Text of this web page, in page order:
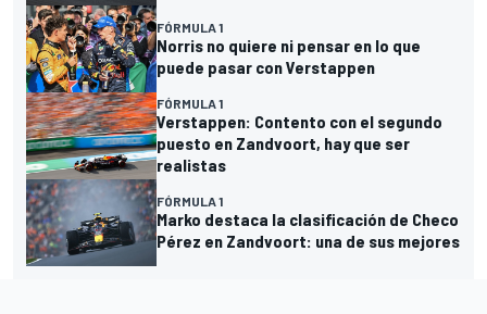
FÓRMULA 1
Norris no quiere ni pensar en lo que
puede pasar con Verstappen
FÓRMULA 1
Verstappen: Contento con el segundo
puesto en Zandvoort, hay que ser
realistas
FÓRMULA 1
Marko destaca la clasificación de Checo
Pérez en Zandvoort: una de sus mejores